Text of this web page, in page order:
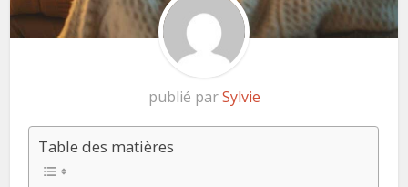
publié parSylvie
Table des matières